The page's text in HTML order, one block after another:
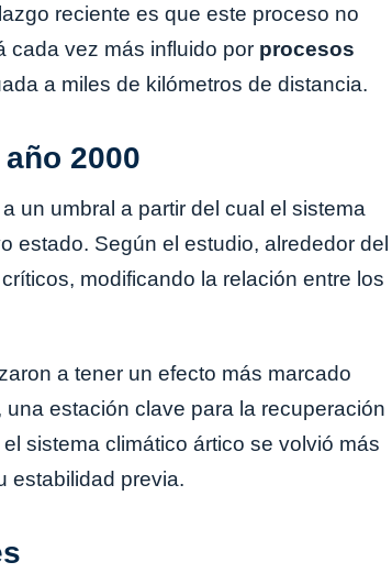
reciente es que este proceso no
cada vez más influido por procesos
a miles de kilómetros de distancia.
2000
un umbral a partir del cual el sistema
estado. Según el estudio, alrededor del
modificando la relación entre los
a tener un efecto más marcado
estación clave para la recuperación
sistema climático ártico se volvió más
estabilidad previa.